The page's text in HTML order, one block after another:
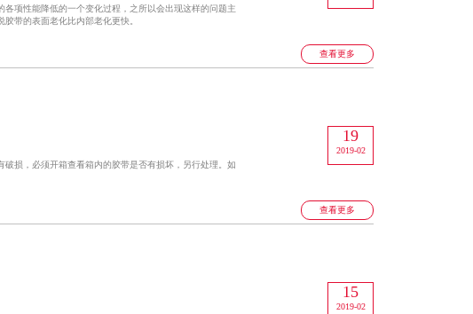
项性能降低的一个变化过程，之所以会出现这样的问题主
带的表面老化比内部老化更快。
查看更多
损，必须开箱查看箱内的胶带是否有损坏，另行处理。如
19
2019-02
查看更多
15
2019-02